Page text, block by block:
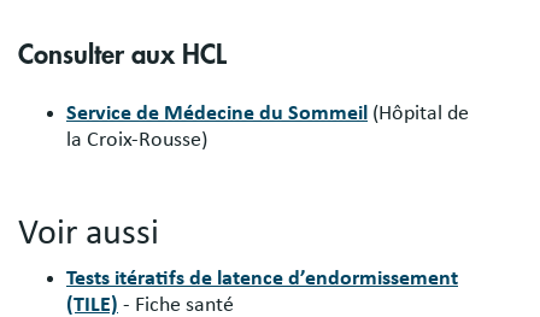
Consulter aux HCL
Service de Médecine du Sommeil (Hôpital de
la Croix-Rousse)
Voir aussi
Tests itératifs de latence d’endormissement
(TILE) - Fiche santé